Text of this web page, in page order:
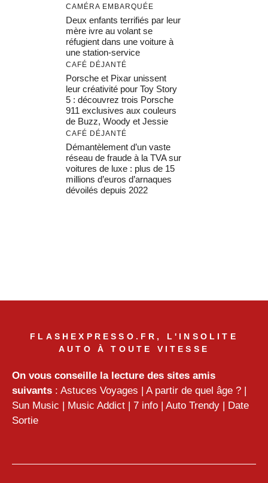
CAMÉRA EMBARQUÉE
Deux enfants terrifiés par leur
mère ivre au volant se
réfugient dans une voiture à
une station-service
CAFÉ DÉJANTÉ
Porsche et Pixar unissent
leur créativité pour Toy Story
5 : découvrez trois Porsche
911 exclusives aux couleurs
de Buzz, Woody et Jessie
CAFÉ DÉJANTÉ
Démantèlement d’un vaste
réseau de fraude à la TVA sur
voitures de luxe : plus de 15
millions d’euros d’arnaques
dévoilés depuis 2022
FLASHEXPRESSO.FR, L'INSOLITE
AUTO À TOUTE VITESSE
On vous conseille la lecture des sites amis
suivants : Astuces Voyages | A partir de quel âge ? |
Sun Music | Music Addict | 7 info | Auto Trendy | Date
Sortie